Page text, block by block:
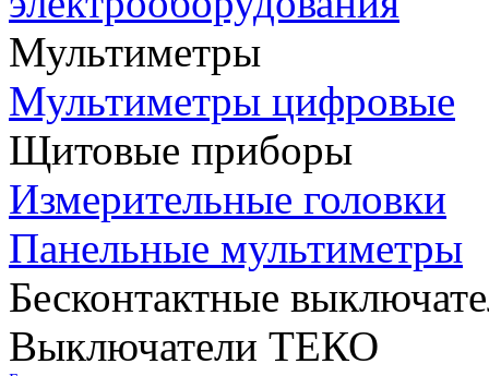
Мультиметры
Мультиметры цифровые
Щитовые приборы
Измерительные головки
Панельные мультиметры
Бесконтактные
Выключатели ТЕКО